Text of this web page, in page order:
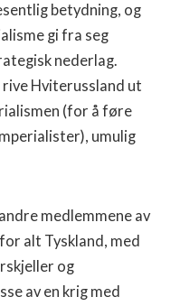
betydning, og
gi fra seg
nederlag.
rive Hviterussland ut
(for å føre
umulig
medlemmene av
alt Tyskland, med
og
av en krig med